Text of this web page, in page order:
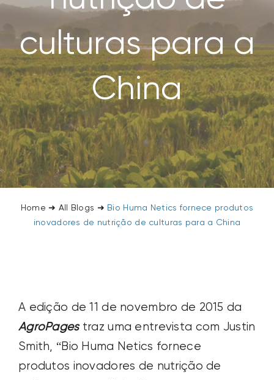
FOR:
culturas para a
China
Home ➜ All Blogs ➜ Bio Huma Netics fornece produtos
inovadores de nutrição de culturas para a China
A edição de 11 de novembro de 2015 da
AgroPagestraz uma entrevista com Justin
Smith, “Bio Huma Netics fornece
produtos inovadores de nutrição de